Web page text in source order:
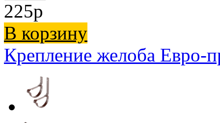
225p
В корзину
Крепление желоба Евро-